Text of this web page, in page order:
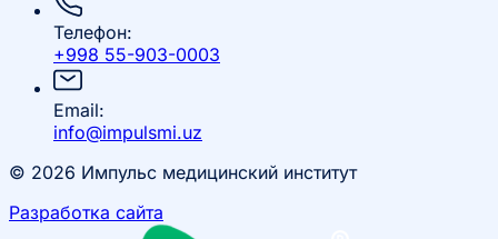
Телефон:
+998 55-903-0003
Email:
info@impulsmi.uz
© 2026 Импульс медицинский институт
Разработка сайта